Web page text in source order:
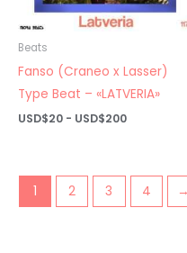
Beats
Fanso (Craneo x Lasser)
Type Beat – «LATVERIA»
USD$20 - USD$200Rango
USD$20
hasta
USD$200
1 2 3 4 →